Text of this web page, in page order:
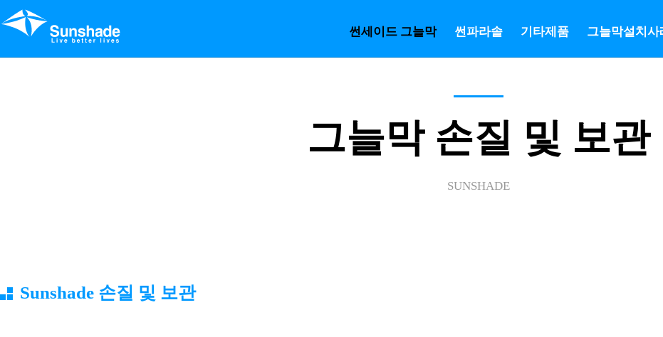
썬세이드 그늘막 썬파라솔 기타제품 그늘막설치사
그늘막 손질 및 보관
SUNSHADE
Sunshade 손질 및 보관